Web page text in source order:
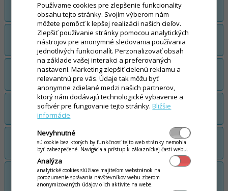
osoby a následnné vyučtovanie
Pridanie položiek na stôl a vyúčtovanie na
dodací list
Zľava na celý účet, zľava na položku,
zmena predajnej ceny
Tlač informatívneho stavu účtu -
priebežný účet
Vrátenie tovaru - refundácia účtu, (storno
dokladu)
Presun účtu na iný stôl a zlúčenie dvoch
účtov do jedného
Používame cookies pre zlepšenie funkcionality
obsahu tejto stránky. Svojím výberom nám
môžete pomôcť k lepšej realizácii našich cieľov.
Zlepšiť používanie stránky pomocou analytických
nástrojov pre anonymné sledovania používania
jednotlivých funkcionalít. Perzonalizovať obsah
na základe vašej interakci a preferovaných
nastavení. Marketing zlepšiť cielenú reklamu a
relevantnú pre vás. Údaje tak môžu byť
anonymne zdielané medzi našich partnerov,
ktorý nám dodávajú technologické vybavenie a
softvér pre fungovanie tejto stránky.Bližšie
informácie
Nevyhnutné
sú cookie bez ktorých by funkčnosť tejto web stránky nemohla
byť zabezpečené. Navigácia a prístup k zákazníckej časti webu.
Analýza
analytické cookies slúžiace majiteľom webstránok na
porozumenie správania návštevníkov webu zberom
anonymizovaných údajov o ich aktivite na webe.